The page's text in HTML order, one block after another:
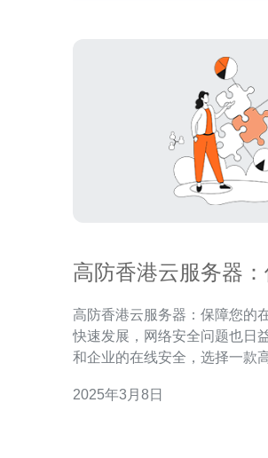
高防香港云服务器
高防香港云服务器：保障您的在线安全 随
快速发展，网络安全问题也日
和企业的在线安全，选择一款
势，并探讨如何通过使用它来提高
2025年3月8日